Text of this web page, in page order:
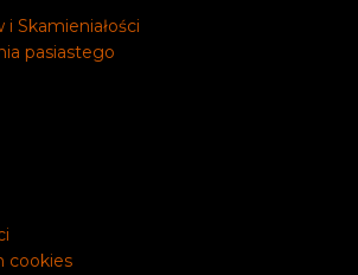
Skamieniałości
pasiastego
cookies